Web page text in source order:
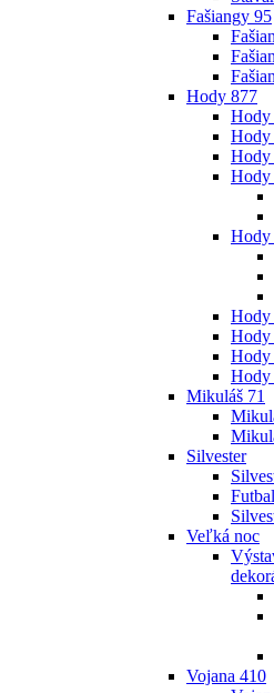
Fašiangy 95
Hody 877
Hody
Hody
Hody
Hody
Hody
Hody
Hody
Hody
Hody
Mikuláš 71
Silvester
Veľká noc
Vojana 410